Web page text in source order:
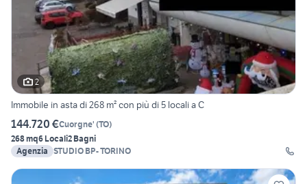
2
Immobile in asta di 268 m² con più di 5 locali a C
144.720 €Cuorgne' (TO)
268 mq6 Locali2 Bagni
Agenzia STUDIO BP- TORINO